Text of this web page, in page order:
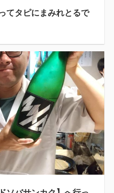
てタピにまみれとるで